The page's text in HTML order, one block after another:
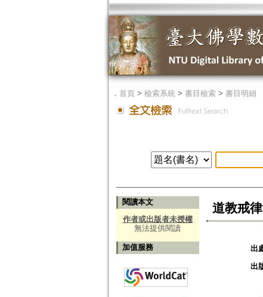
． 首頁> 檢索系統> 書目檢索> 書目明細
閱讀本文
作者或出版者未授權
無法提供閱讀
加值服務
道教戒
出
出